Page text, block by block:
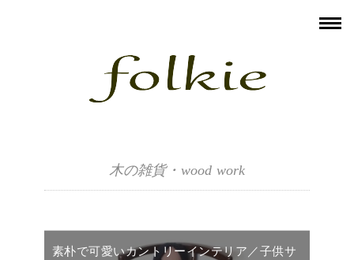
木の雑貨・wood work
素朴で可愛いカントリーインテリア／子供サ